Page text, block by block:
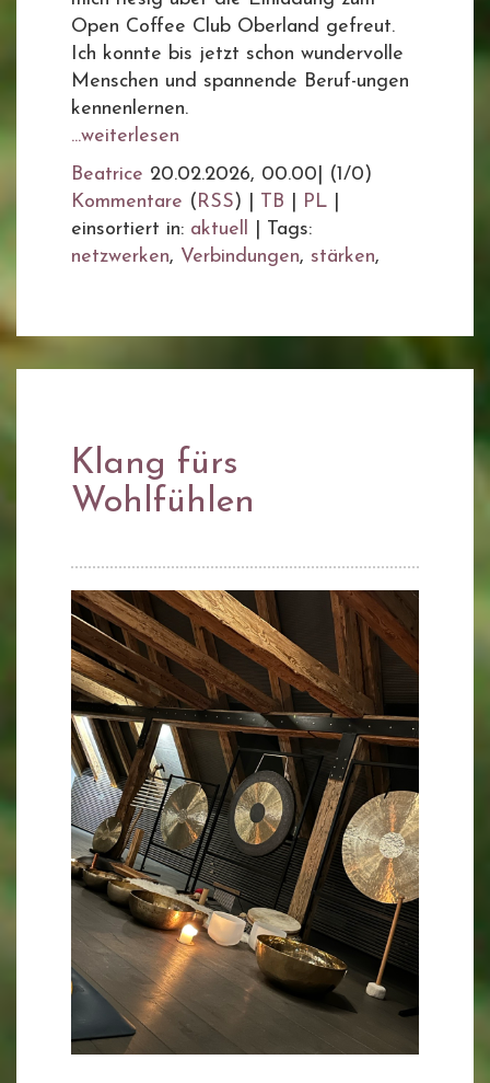
Open Coffee Club Oberland gefreut.
Ich konnte bis jetzt schon wundervolle
Menschen und spannende Beruf-ungen
kennenlernen.
...weiterlesen
Beatrice 20.02.2026, 00.00
(1/0)
Kommentare ( RSS) | TB PL
einsortiert in: aktuell
Tags:
netzwerken, Verbindungen, stärken,
Klang fürs
Wohlfühlen